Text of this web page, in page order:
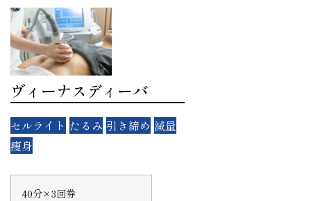
ヴィーナスディーバ
セルライト たるみ 引き締め 減量
痩身
40分×3回券